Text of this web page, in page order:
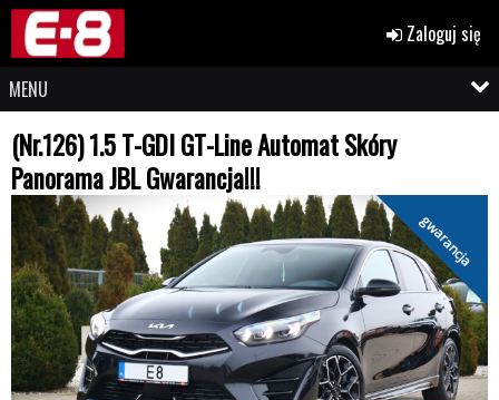
Zaloguj się
MENU
(Nr.126) 1.5 T-GDI GT-Line Automat Skóry
Panorama JBL Gwarancja!!!
gwarancja